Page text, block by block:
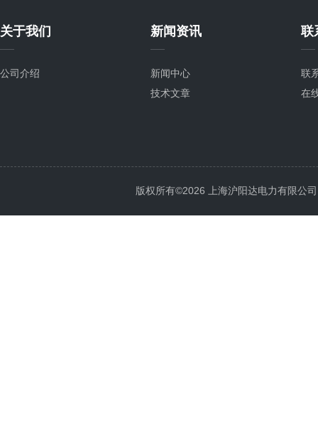
关于我们
公司介绍
新闻资讯
新闻中心
技术文章
联
联
在
版权所有©2026 上海沪阳达电力有限公